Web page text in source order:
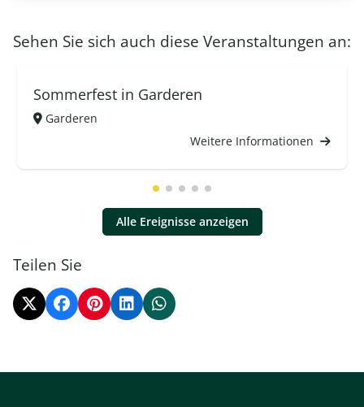
Sehen Sie sich auch diese Veranstaltungen an:
Sommerfest in Garderen
Garderen
Weitere Informationen
Alle Ereignisse anzeigen
Teilen Sie